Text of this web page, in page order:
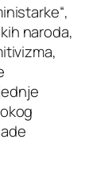
naroda,